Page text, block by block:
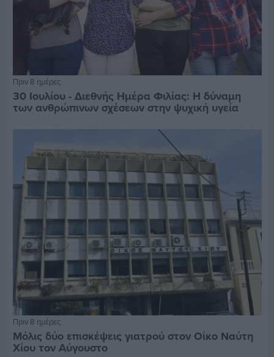
Πριν 8 ημέρες
30 Ιουλίου - Διεθνής Ημέρα Φιλίας: Η δύναμη
των ανθρώπινων σχέσεων στην ψυχική υγεία
Πριν 8 ημέρες
Μόλις δύο επισκέψεις γιατρού στον Οίκο Ναύτη
Χίου τον Αύγουστο